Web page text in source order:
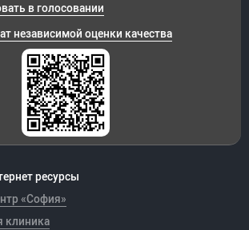
ресурсы
«София»
клиника
в голосовании
независимой оценки качества